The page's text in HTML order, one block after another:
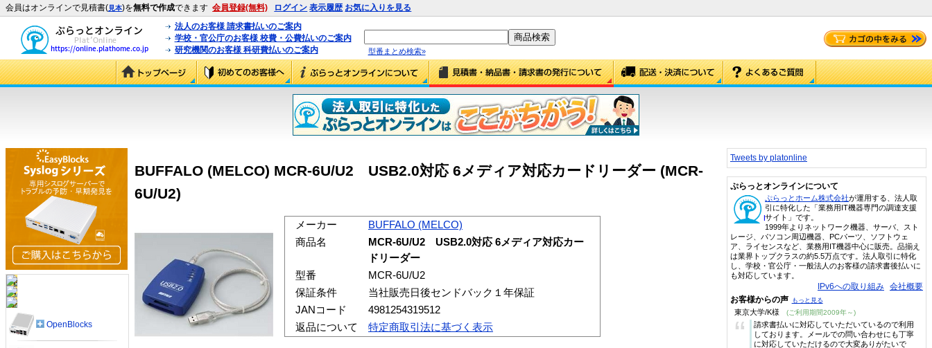
会員はオンラインで見積書(見本)を無料で作成できます 会員登録(無料) ログイン 表示履歴 お気に入りを見る
法人のお客様 請求書払いのご案内
学校・官公庁のお客様 校費・公費払いのご案内
研究機関のお客様 科研費払いのご案内
型番まとめ検索»
BUFFALO (MELCO) MCR-6U/U2 USB2.0対応 6メディア対応カードリーダー (MCR-
6U/U2)
メーカー
BUFFALO (MELCO)
商品名
MCR-6U/U2 USB2.0対応 6メディア対応カー
ドリーダー
型番
MCR-6U/U2
保証条件
当社販売日後センドバック１年保証
JANコード
4981254319512
返品について
特定商取引法に基づく表示
OpenBlocks
Tweets by platonline
ぷらっとオンラインについて
ぷらっとホーム株式会社が運用する、法人取
引に特化した「業務用IT機器専門の調達支援
サイト」です。
1999年よりネットワーク機器、サーバ、スト
レージ、パソコン周辺機器、PCパーツ、ソフトウェ
ア、ライセンスなど、業務用IT機器中心に販売。品揃え
は業界トップクラスの約5.5万点です。法人取引に特化
し、学校・官公庁・一般法人のお客様の請求書後払いに
も対応しています。
IPv6への取り組み 会社概要
お客様からの声 もっと見る
東京大学/K様 (ご利用期間2009年～)
“
請求書払いに対応していただいているので利用
しております。メールでの問い合わせにも丁寧
に対応していただけるので大変ありがたいで